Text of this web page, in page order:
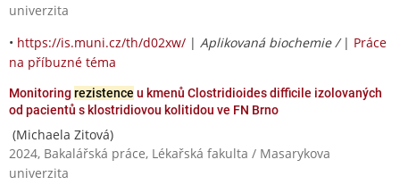
univerzita
• https://is.muni.cz/th/d02xw/ | Aplikovaná biochemie / | Práce
na příbuzné téma
Monitoring rezistence u kmenů Clostridioides difficile izolovaných
od pacientů s klostridiovou kolitidou ve FN Brno
(Michaela Zitová)
2024, Bakalářská práce, Lékařská fakulta / Masarykova
univerzita